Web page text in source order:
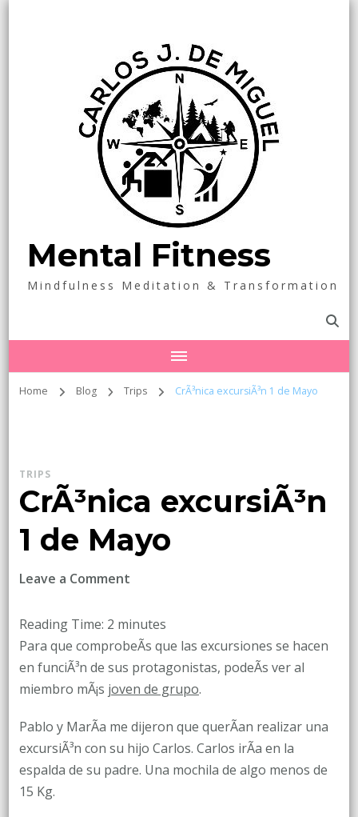
Mental Fitness
Mindfulness Meditation & Transformation
Home Blog Trips CrÃ³nica excursiÃ³n 1 de Mayo
TRIPS
CrÃ³nica excursiÃ³n
1 de Mayo
Leave a Commenton
excursiÃ³n
1
de
Mayo
Reading Time: 2 minutes
Para que comprobeÃ­s que las excursiones se hacen
en funciÃ³n de sus protagonistas, podeÃ­s ver al
miembro mÃ¡s joven de grupo.
Pablo y MarÃ­a me dijeron que querÃ­an realizar una
excursiÃ³n con su hijo Carlos. Carlos irÃ­a en la
espalda de su padre. Una mochila de algo menos de
15 Kg.